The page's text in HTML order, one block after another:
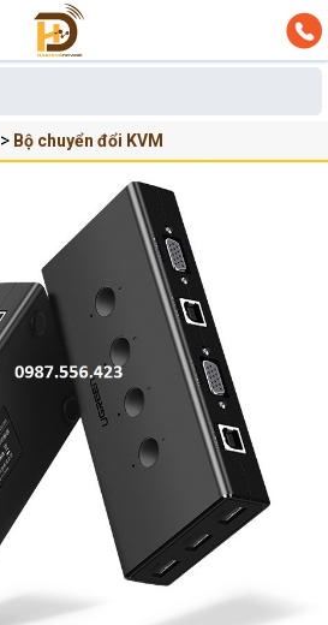
Bộ chuyển đổi KVM